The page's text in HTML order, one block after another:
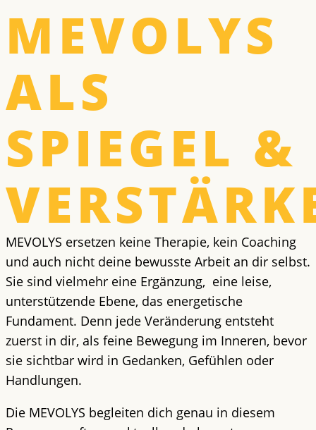
MEVOLYS
ALS
SPIEGEL &
MEVOLYS ersetzen keine Therapie, kein Coaching
und auch nicht deine bewusste Arbeit an dir selbst.
Sie sind vielmehr eine Ergänzung, eine leise,
unterstützende Ebene, das energetische
Fundament. Denn jede Veränderung entsteht
zuerst in dir, als feine Bewegung im Inneren, bevor
sie sichtbar wird in Gedanken, Gefühlen oder
Handlungen.
Die MEVOLYS begleiten dich genau in diesem